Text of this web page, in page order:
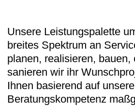
Unsere Leistungspalette
breites Spektrum an
planen, realisieren, bauen,
sanieren wir ihr
Ihnen basierend auf
Beratungskompetenz